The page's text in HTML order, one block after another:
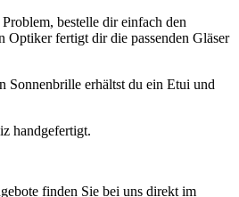
bestelle dir einfach den
Optiker fertigt dir die passenden Gläser
Sonnenbrille erhältst du ein Etui und
handgefertigt.
finden Sie bei uns direkt im